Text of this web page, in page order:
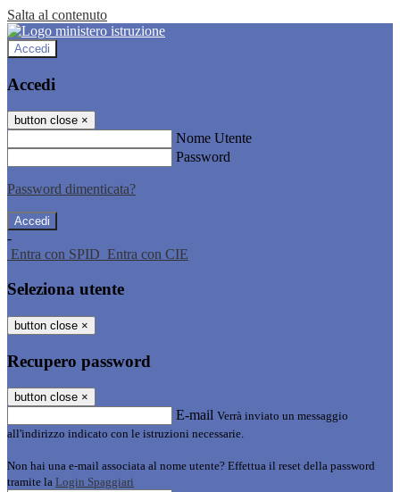
Salta al contenuto
Accedi
Accedi
button close ×
Nome Utente
Password
Password dimenticata?
-
Entra con SPID Entra con CIE
Seleziona utente
button close ×
Recupero password
button close ×
E-mail Verrà inviato un messaggio
all'indirizzo indicato con le istruzioni necessarie.
Non hai una e-mail associata al nome utente? Effettua il reset della password
tramite la Login Spaggiari